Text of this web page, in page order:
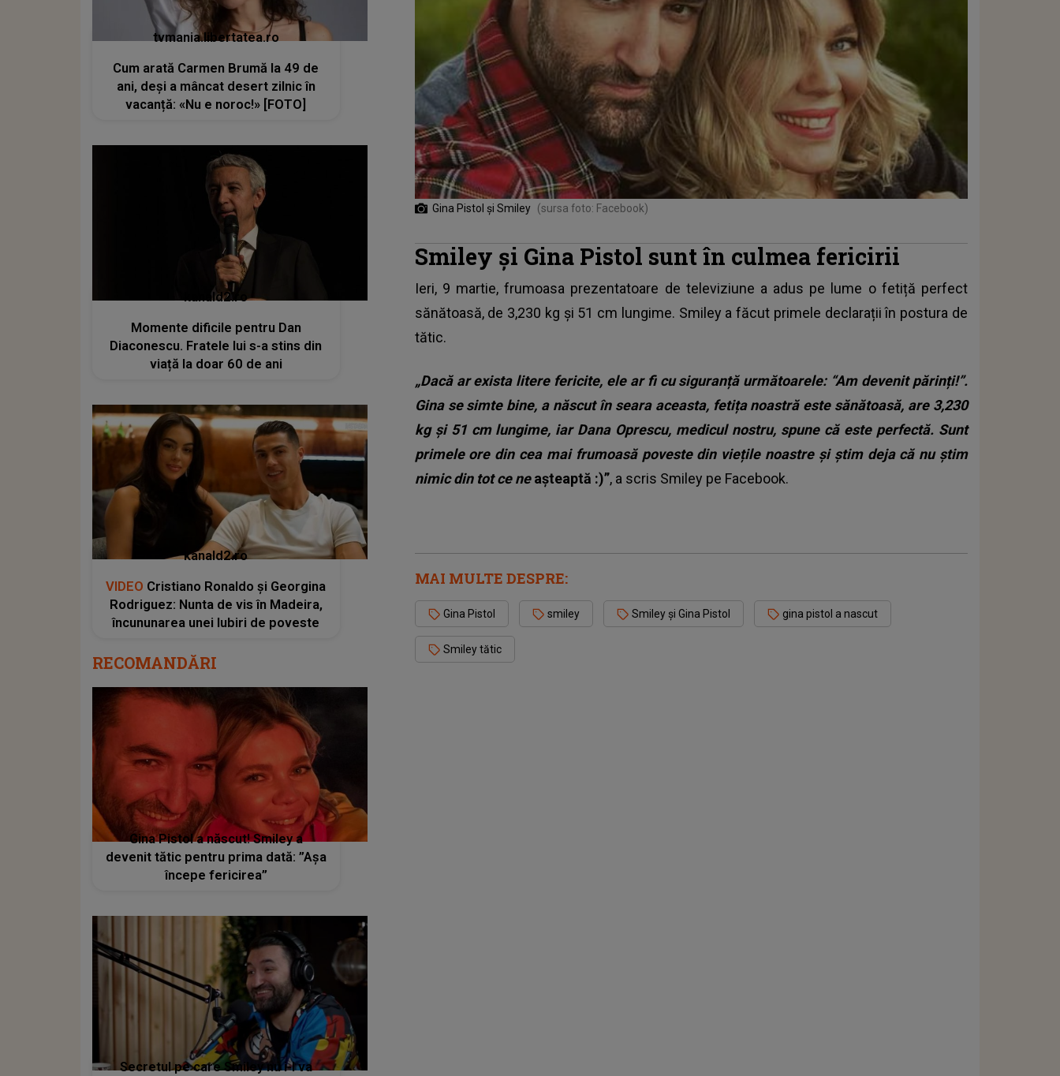
Gina Pistol și Smiley (sursa foto: Facebook)
Smiley și Gina Pistol sunt în culmea fericirii
Ieri, 9 martie, frumoasa prezentatoare de televiziune a adus pe lume o fetiță perfect
sănătoasă, de 3,230 kg și 51 cm lungime. Smiley a făcut primele declarații în postura de
tătic.
„Dacă ar exista litere fericite, ele ar fi cu siguranță următoarele: “Am devenit părinți!”.
Gina se simte bine, a născut în seara aceasta, fetița noastră este sănătoasă, are 3,230
kg și 51 cm lungime, iar Dana Oprescu, medicul nostru, spune că este perfectă. Sunt
primele ore din cea mai frumoasă poveste din viețile noastre și știm deja că nu știm
nimic din tot ce neașteaptă :)”, a scris Smiley pe Facebook.
MAI MULTE DESPRE:
Gina Pistol smiley Smiley și Gina Pistol gina pistol a nascut
Smiley tătic
tvmania.libertatea.ro
Cum arată Carmen Brumă la 49 de
ani, deși a mâncat desert zilnic în
vacanță: «Nu e noroc!» [FOTO]
kanald2.ro
Momente dificile pentru Dan
Diaconescu. Fratele lui s-a stins din
viață la doar 60 de ani
kanald2.ro
VIDEO Cristiano Ronaldo și Georgina
Rodriguez: Nunta de vis în Madeira,
încununarea unei Iubiri de poveste
RECOMANDĂRI
Gina Pistol a născut! Smiley a
devenit tătic pentru prima dată: ”Așa
începe fericirea”
Secretul pe care Smiley nu i-l va